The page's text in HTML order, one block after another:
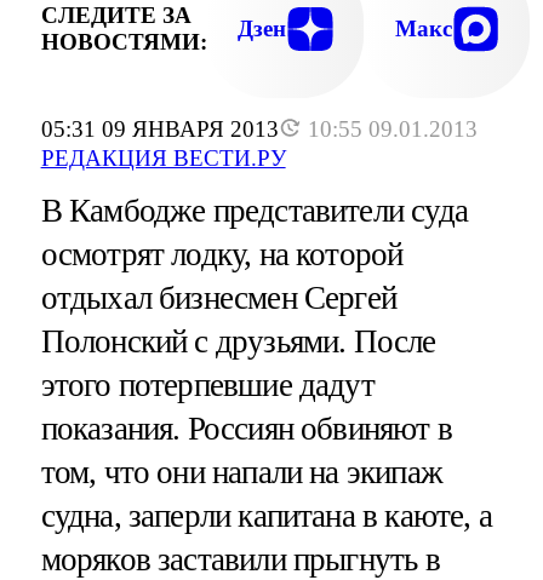
05:31 09 ЯНВАРЯ 2013
10:55 09.01.2013
РЕДАКЦИЯ ВЕСТИ.РУ
СЛЕДИТЕ ЗА
НОВОСТЯМИ:
Дзен Макс
В Камбодже представители суда
осмотрят лодку, на которой
отдыхал бизнесмен Сергей
Полонский с друзьями. После
этого потерпевшие дадут
показания. Россиян обвиняют в
том, что они напали на экипаж
судна, заперли капитана в каюте, а
моряков заставили прыгнуть в